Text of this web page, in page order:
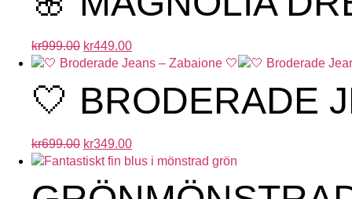
kr999.00 kr449.00
🤍 BRODERADE
kr699.00 kr349.00